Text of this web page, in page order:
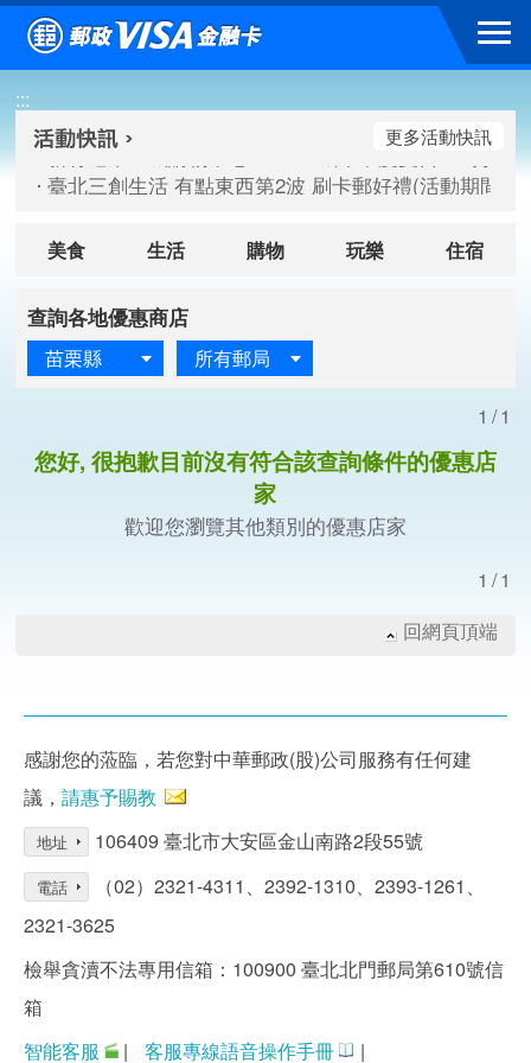
跳到主要內容區塊
:::
新竹遠東巨城購物中心 2026巨城年中慶夏日BIG好刷(
桃園大江國際購物中心 好饗去大江檔期(活動期間：
新竹遠東巨城購物中心 2026巨城年中慶夏日BIG好刷(
臺北三創生活 有點東西第2波 刷卡郵好禮(活動期間：
更多活動快訊
美食 生活 購物 玩樂 住宿
查詢各地優惠商店
苗栗縣 所有郵局
1/1
您好, 很抱歉目前沒有符合該查詢條件的優惠店
家
歡迎您瀏覽其他類別的優惠店家
1/1
回網頁頂端
感謝您的蒞臨，若您對中華郵政(股)公司服務有任何建
議， 請惠予賜教
地址 106409 臺北市大安區金山南路2段55號
電話
（02）2321-4311、2392-1310、2393-1261、
2321-3625
檢舉貪瀆不法專用信箱：100900 臺北北門郵局第610號信
箱
智能客服
| 客服專線語音操作手冊 |